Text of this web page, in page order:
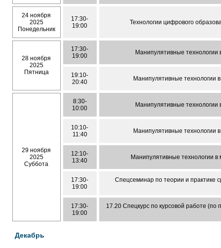
24 ноября
2025
Понедельник
17:30-
19:00
Технологии цифрового
28 ноября
2025
Пятница
17:30-
19:00
Манипулятивные
19:10-
20:40
Манипулятивные технологии
29 ноября
2025
Суббота
8:30-
10:00
Манипулятивные
10:10-
11:40
Манипулятивные технологии
12:10-
13:40
Манипулятивные технологии
17:30-
19:00
Спецсеминар по теории и практике
17:30-
19:00
17.20 Спецкурс по курсовой работе
Декабрь